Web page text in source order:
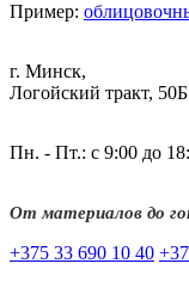
Пример:
г. Минск,
Логойский тракт, 50Б
Пн. - Пт.: с 9:00 до
От материалов до
+375 33 690 10 40